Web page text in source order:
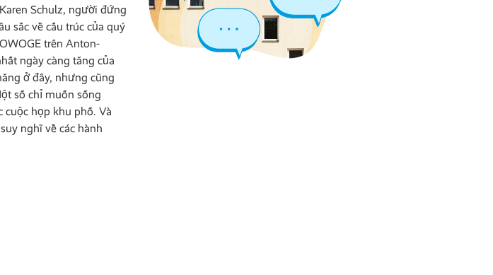
Schulz, người đứng
sắc về cấu trúc của quý
trên Anton-
ngày càng tăng của
ở đây, nhưng cũng
số chỉ muốn sống
họp khu phố. Và
nghĩ về các hành